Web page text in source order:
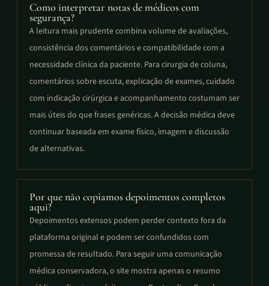
Como interpretar notas de médicos com
segurança?
A leitura mais prudente combina volume de avaliações,
consistência dos comentários e compatibilidade com a
necessidade clínica da paciente. Para cirurgia de coluna,
comentários sobre escuta, explicação de exames, cuidado
com indicação cirúrgica e acompanhamento costumam ser
mais úteis do que frases genéricas. A decisão médica deve
continuar baseada em exame físico, imagem e discussão
de alternativas.
Por que não copiamos depoimentos completos
aqui?
Depoimentos extensos podem perder contexto fora da
plataforma original e podem ser confundidos com
promessa de resultado. Para seguir uma comunicação
médica conservadora, o site mostra apenas o resumo